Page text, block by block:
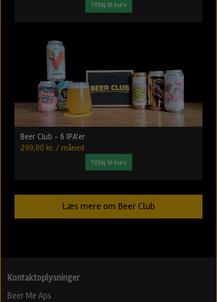
Tilføj til kurv
Beer Club - 6 IPA'er
299,00 kr. / måned
Tilføj til kurv
Læs mere om Beer Club
Kontaktoplysninger
Beer Me Aps